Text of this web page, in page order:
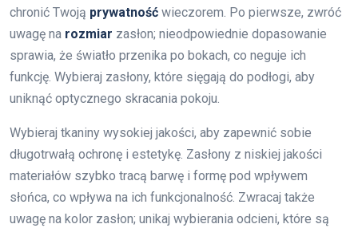
chronić Twoją prywatność wieczorem. Po pierwsze, zwróć
uwagę na rozmiar zasłon; nieodpowiednie dopasowanie
sprawia, że światło przenika po bokach, co neguje ich
funkcję. Wybieraj zasłony, które sięgają do podłogi, aby
uniknąć optycznego skracania pokoju.
Wybieraj tkaniny wysokiej jakości, aby zapewnić sobie
długotrwałą ochronę i estetykę. Zasłony z niskiej jakości
materiałów szybko tracą barwę i formę pod wpływem
słońca, co wpływa na ich funkcjonalność. Zwracaj także
uwagę na kolor zasłon; unikaj wybierania odcieni, które są